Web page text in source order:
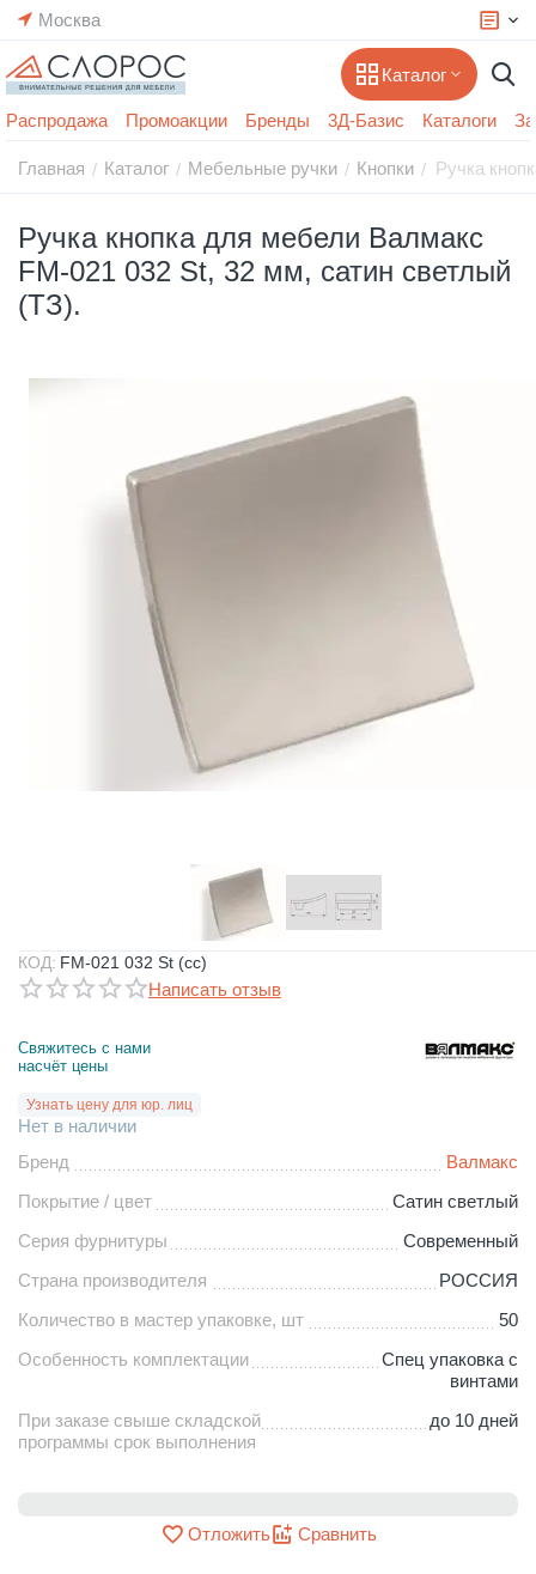
Москва
Каталог
Распродажа Промоакции Бренды 3Д-Базис Каталоги
Главная / Каталог / Мебельные ручки / Кнопки / Ручка
Ручка кнопка для мебели Валмакс
FM-021 032 St, 32 мм, сатин светлый
(ТЗ).
КОД: FM-021 032 St (сс)
Написать отзыв
Свяжитесь с нами
насчёт цены
Узнать цену для юр. лиц
Нет в наличии
Бренд
Валмакс
Покрытие / цвет
Сатин светлый
Серия фурнитуры
Современный
Страна производителя
РОССИЯ
Количество в мастер упаковке, шт
50
Особенность комплектации
Спец упаковка с
винтами
При заказе свыше складской
программы срок выполнения
до 10 дней
Отложить Сравнить